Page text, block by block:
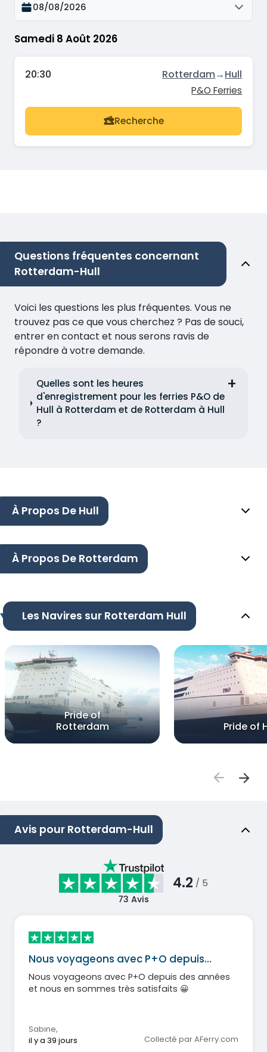
Samedi 8 Août 2026
08/08/2026
20:30 Rotterdam→Hull
P&O Ferries
Recherche
Questions fréquentes concernant
Rotterdam-Hull
Voici les questions les plus fréquentes. Vous ne
trouvez pas ce que vous cherchez ? Pas de souci,
entrer en contact et nous serons ravis de
répondre à votre demande.
Quelles sont les heures
d'enregistrement pour les ferries P&O de
Hull à Rotterdam et de Rotterdam à Hull
?
À Propos De Hull
À Propos De Rotterdam
Les Navires sur Rotterdam Hull
Pride of
Rotterdam
Pride of
Avis pour Rotterdam-Hull
4.2 / 5
73 Avis
Nous voyageons avec P+O depuis…
Nous voyageons avec P+O depuis des années
et nous en sommes très satisfaits 😀
Sabine,
il y a 39 jours
Collecté par AFerry.com